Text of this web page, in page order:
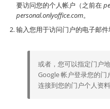
要访问您的个人帐户（之前在
personal.onlyoffice.com。
输入您用于访问门户的电子邮
或者，您可以指定门户
Google 帐户登录您的门
连接到您的门户个人资料